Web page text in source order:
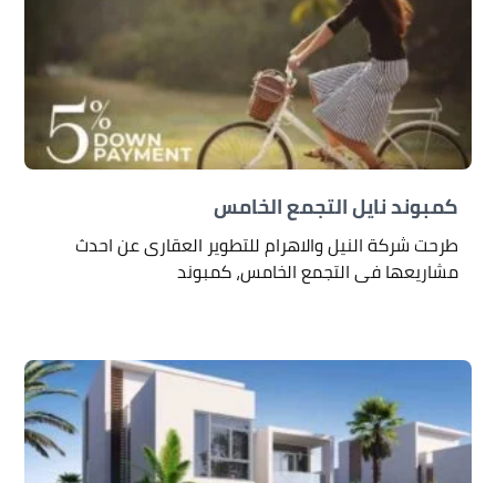
كمبوند نايل التجمع الخامس
طرحت شركة النيل والاهرام للتطوير العقارى عن احدث
مشاريعها فى التجمع الخامس، كمبوند